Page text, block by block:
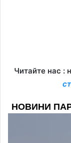
Читайте нас :